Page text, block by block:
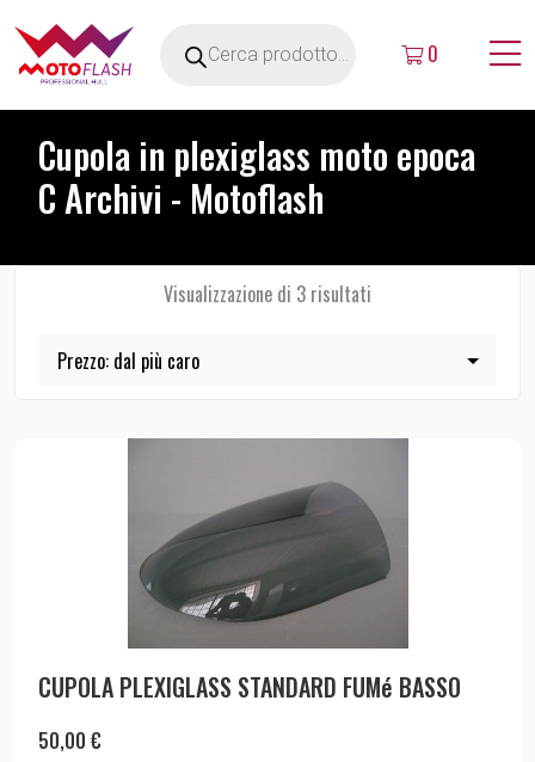
0
Cupola in plexiglass moto epoca
C Archivi - Motoflash
Visualizzazione di 3 risultati
CUPOLA PLEXIGLASS STANDARD FUMé BASSO
50,00 €